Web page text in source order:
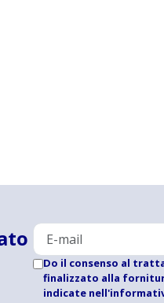
Do il consenso al
finalizzato alla
indicate